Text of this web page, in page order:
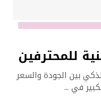
للمحترفين
بين الجودة والسعر
في ...